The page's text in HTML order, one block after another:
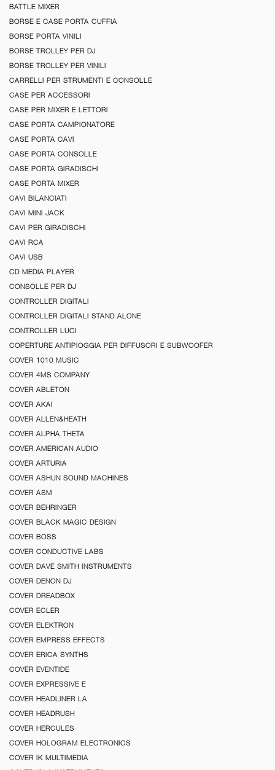
BATTLE MIXER
BORSE E CASE PORTA CUFFIA
BORSE PORTA VINILI
BORSE TROLLEY PER DJ
BORSE TROLLEY PER VINILI
CARRELLI PER STRUMENTI E CONSOLLE
CASE PER ACCESSORI
CASE PER MIXER E LETTORI
CASE PORTA CAMPIONATORE
CASE PORTA CAVI
CASE PORTA CONSOLLE
CASE PORTA GIRADISCHI
CASE PORTA MIXER
CAVI BILANCIATI
CAVI MINI JACK
CAVI PER GIRADISCHI
CAVI RCA
CAVI USB
CD MEDIA PLAYER
CONSOLLE PER DJ
CONTROLLER DIGITALI
CONTROLLER DIGITALI STAND ALONE
CONTROLLER LUCI
COPERTURE ANTIPIOGGIA PER DIFFUSORI E SUBWOOFER
COVER 1010 MUSIC
COVER 4MS COMPANY
COVER ABLETON
COVER AKAI
COVER ALLEN&HEATH
COVER ALPHA THETA
COVER AMERICAN AUDIO
COVER ARTURIA
COVER ASHUN SOUND MACHINES
COVER ASM
COVER BEHRINGER
COVER BLACK MAGIC DESIGN
COVER BOSS
COVER CONDUCTIVE LABS
COVER DAVE SMITH INSTRUMENTS
COVER DENON DJ
COVER DREADBOX
COVER ECLER
COVER ELEKTRON
COVER EMPRESS EFFECTS
COVER ERICA SYNTHS
COVER EVENTIDE
COVER EXPRESSIVE E
COVER HEADLINER LA
COVER HEADRUSH
COVER HERCULES
COVER HOLOGRAM ELECTRONICS
COVER IK MULTIMEDIA